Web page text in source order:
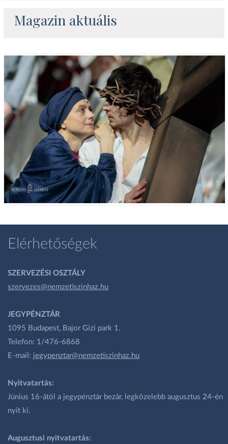
Magazin aktuális
Elérhetőségek
SZERVEZÉSI OSZTÁLY
szervezes@nemzetiszinhaz.hu
JEGYPÉNZTÁR
1095 Budapest, Bajor Gizi park 1.
Telefon: 1/476-6868
E-mail: jegypenztar@nemzetiszinhaz.hu
Nyitvatartás:
Június 16-ától a jegypénztár bezár, legközelebb augusztus 24-én
nyit ki.
Augusztusi nyitvatartás: